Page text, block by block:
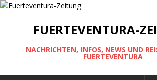
FUERTEVENTURA-
NACHRICHTEN, INFOS, NEWS UND
FUERTEVENTURA